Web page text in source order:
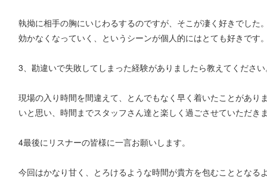
執拗に相手の胸にいじわるするのですが、そこが凄く好きでした
効かなくなっていく、というシーンが個人的にはとても好きです
3、勘違いで失敗してしまった経験がありましたら教えてくださ
現場の入り時間を間違えて、とんでもなく早く着いたことがあり
いと思い、時間までスタッフさん達と楽しく過ごさせていただき
4最後にリスナーの皆様に一言お願いします。
今回はかなり甘く、とろけるような時間が貴方を包むこととなる